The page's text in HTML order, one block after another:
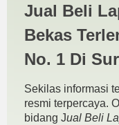
JUAL
| JUAL
|
Jual Beli
Bekas
No. 1 Di
Sekilas informasi
resmi terpercaya.
bidang Jual Beli